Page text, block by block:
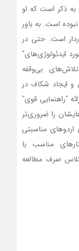
ذکر است که او
است. به باور
است. حتی در
ایدئولوژی‌های”
بی‌وقفه
و ایجاد شکاف در
“راهنمایی قوی”
را ضروری‌تر
مناسبتی
مناسب با
صرف مطالعه